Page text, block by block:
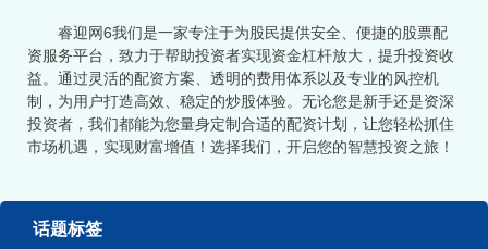
睿迎网6我们是一家专注于为股民提供安全、便捷的股票配
资服务平台，致力于帮助投资者实现资金杠杆放大，提升投资收
益。通过灵活的配资方案、透明的费用体系以及专业的风控机
制，为用户打造高效、稳定的炒股体验。无论您是新手还是资深
投资者，我们都能为您量身定制合适的配资计划，让您轻松抓住
市场机遇，实现财富增值！选择我们，开启您的智慧投资之旅！
话题标签